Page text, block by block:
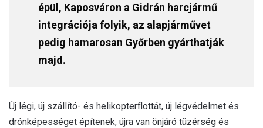
épül, Kaposváron a Gidrán harcjármű
integrációja folyik, az alapjárművet
pedig hamarosan Győrben gyárthatják
majd.
Új légi, új szállító- és helikopterflottát, új légvédelmet és
drónképességet építenek, újra van önjáró tüzérség és